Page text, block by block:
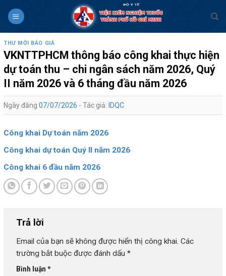
THƯ MỜI BÁO GIÁ
VKNTTPHCM thông báo công khai thực hiện
dự toán thu – chi ngân sách năm 2026, Quý
II năm 2026 và 6 tháng đầu năm 2026
Ngày đăng 07/07/2026 - Tác giả: IDQC
Công khai Dự toán năm 2026
Công khai dự toán Quý II năm 2026
Công khai 6 đầu năm 2026
Trả lời
Email của bạn sẽ không được hiển thị công khai. Các
trường bắt buộc được đánh dấu *
Bình luận *